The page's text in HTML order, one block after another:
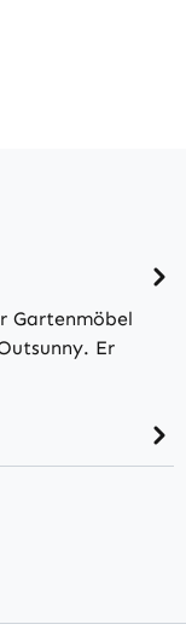
Gartenmöbel
Er